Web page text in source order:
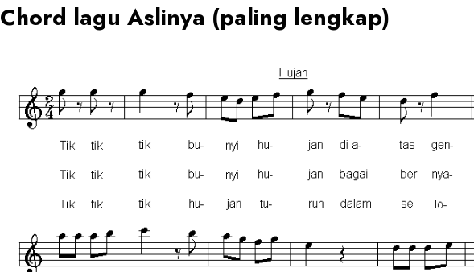
Chord lagu Aslinya (paling lengkap)